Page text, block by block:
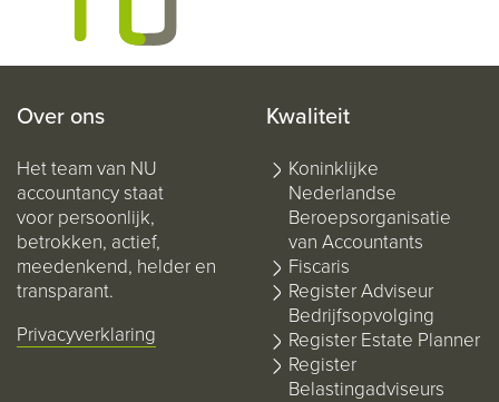
Over ons
Het team van NU
accountancy staat
voor persoonlijk,
betrokken, actief,
meedenkend, helder en
transparant.
Privacyverklaring
Kwaliteit
Koninklijke
Nederlandse
Beroepsorganisatie
van Accountants
Fiscaris
Register Adviseur
Bedrijfsopvolging
Register Estate Planner
Register
Belastingadviseurs